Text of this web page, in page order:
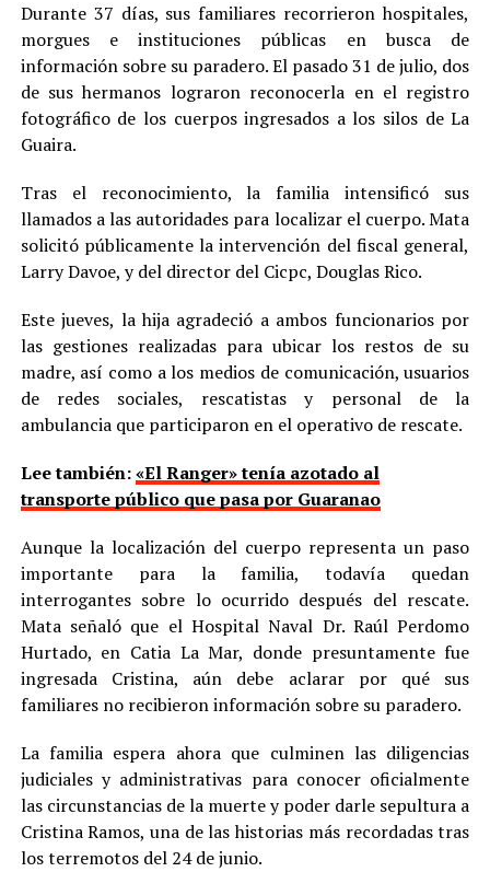
Durante 37 días, sus familiares recorrieron hospitales,
morgues e instituciones públicas en busca de
información sobre su paradero. El pasado 31 de julio, dos
de sus hermanos lograron reconocerla en el registro
fotográfico de los cuerpos ingresados a los silos de La
Guaira.
Tras el reconocimiento, la familia intensificó sus
llamados a las autoridades para localizar el cuerpo. Mata
solicitó públicamente la intervención del fiscal general,
Larry Davoe, y del director del Cicpc, Douglas Rico.
Este jueves, la hija agradeció a ambos funcionarios por
las gestiones realizadas para ubicar los restos de su
madre, así como a los medios de comunicación, usuarios
de redes sociales, rescatistas y personal de la
ambulancia que participaron en el operativo de rescate.
Lee también:«El Ranger» tenía azotado al
transporte público que pasa por Guaranao
Aunque la localización del cuerpo representa un paso
importante para la familia, todavía quedan
interrogantes sobre lo ocurrido después del rescate.
Mata señaló que el Hospital Naval Dr. Raúl Perdomo
Hurtado, en Catia La Mar, donde presuntamente fue
ingresada Cristina, aún debe aclarar por qué sus
familiares no recibieron información sobre su paradero.
La familia espera ahora que culminen las diligencias
judiciales y administrativas para conocer oficialmente
las circunstancias de la muerte y poder darle sepultura a
Cristina Ramos, una de las historias más recordadas tras
los terremotos del 24 de junio.